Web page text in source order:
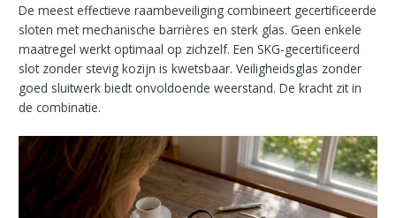
De meest effectieve raambeveiliging combineert gecertificeerde
sloten met mechanische barrières en sterk glas. Geen enkele
maatregel werkt optimaal op zichzelf. Een SKG-gecertificeerd
slot zonder stevig kozijn is kwetsbaar. Veiligheidsglas zonder
goed sluitwerk biedt onvoldoende weerstand. De kracht zit in
de combinatie.